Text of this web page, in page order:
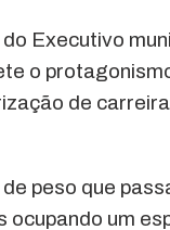
Executivo
o
de
peso que
ocupando um